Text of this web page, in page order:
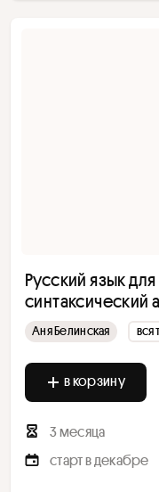
Русский язык
синтаксический
Аня Белинская вся
в корзину
3 месяца
старт в декабре